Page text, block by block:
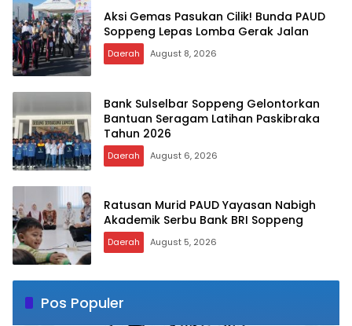
Aksi Gemas Pasukan Cilik! Bunda PAUD
Soppeng Lepas Lomba Gerak Jalan
Daerah August 8, 2026
Bank Sulselbar Soppeng Gelontorkan
Bantuan Seragam Latihan Paskibraka
Tahun 2026
Daerah August 6, 2026
Ratusan Murid PAUD Yayasan Nabigh
Akademik Serbu Bank BRI Soppeng
Daerah August 5, 2026
Pos Populer